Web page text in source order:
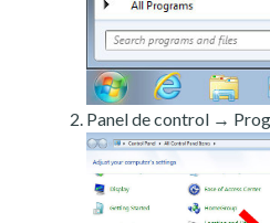
Panel de control →